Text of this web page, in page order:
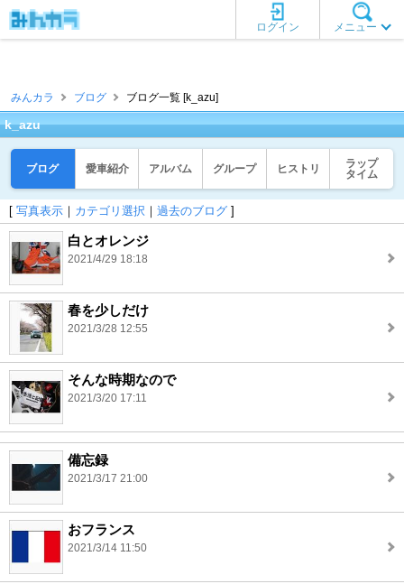
メニュー
ログイン
みんカラ ブログ ブログ一覧 [k_azu]
k_azu
ブログ 愛車紹介 アルバム グループ ヒストリ
ラップ
タイム
[ 写真表示 ｜ カテゴリ選択 ｜ 過去のブログ ]
白とオレンジ
2021/4/29 18:18
春を少しだけ
2021/3/28 12:55
そんな時期なので
2021/3/20 17:11
備忘録
2021/3/17 21:00
おフランス
2021/3/14 11:50